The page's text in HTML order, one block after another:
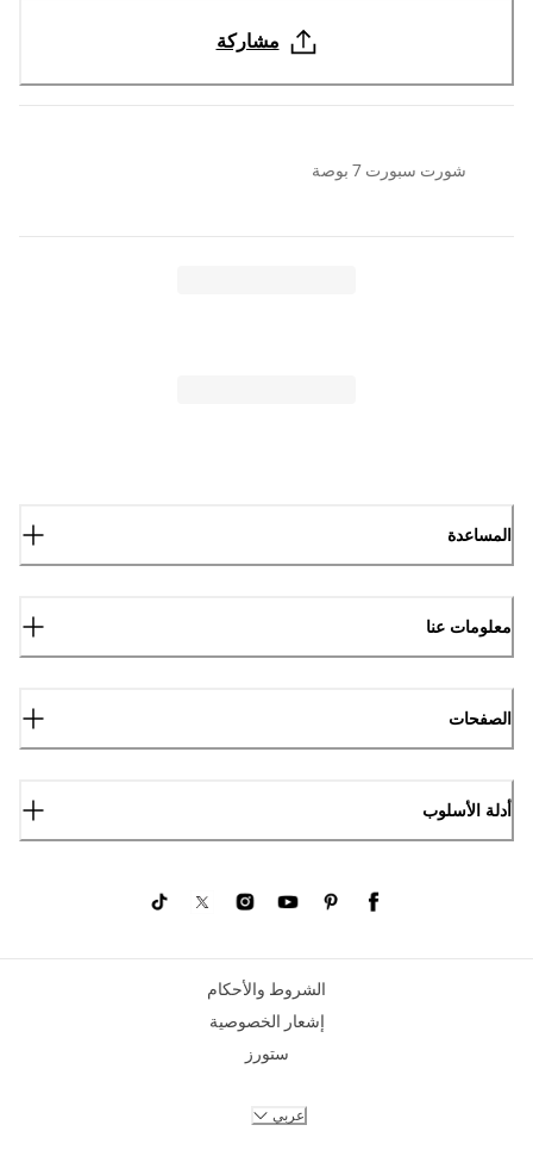
مشاركة
شورت سبورت 7 بوصة
المساعدة
معلومات عنا
الصفحات
أدلة الأسلوب
الشروط والأحكام
إشعار الخصوصية
ستورز
عربي